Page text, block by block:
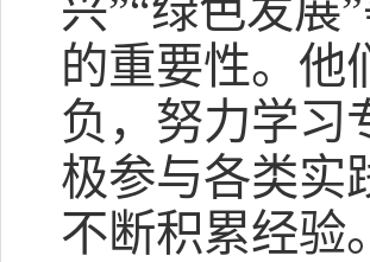
兴”“绿色发展
的重要性。他
负，努力学习
极参与各类实
不断积累经验。